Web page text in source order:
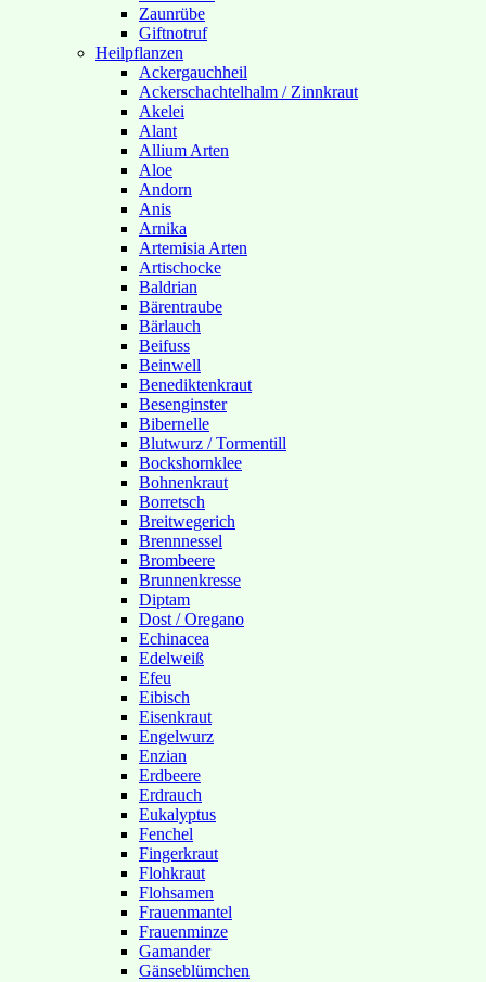
Zaunrübe
Giftnotruf
Heilpflanzen
Ackergauchheil
Ackerschachtelhalm / Zinnkraut
Akelei
Alant
Allium Arten
Aloe
Andorn
Anis
Arnika
Artemisia Arten
Artischocke
Baldrian
Bärentraube
Bärlauch
Beifuss
Beinwell
Benediktenkraut
Besenginster
Bibernelle
Blutwurz / Tormentill
Bockshornklee
Bohnenkraut
Borretsch
Breitwegerich
Brennnessel
Brombeere
Brunnenkresse
Diptam
Dost / Oregano
Echinacea
Edelweiß
Efeu
Eibisch
Eisenkraut
Engelwurz
Enzian
Erdbeere
Erdrauch
Eukalyptus
Fenchel
Fingerkraut
Flohkraut
Flohsamen
Frauenmantel
Frauenminze
Gamander
Gänseblümchen